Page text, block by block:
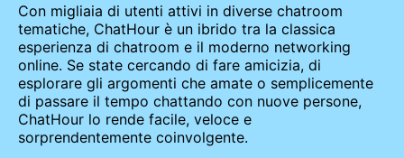
Con migliaia di utenti attivi in diverse chatroom
tematiche, ChatHour è un ibrido tra la classica
esperienza di chatroom e il moderno networking
online. Se state cercando di fare amicizia, di
esplorare gli argomenti che amate o semplicemente
di passare il tempo chattando con nuove persone,
ChatHour lo rende facile, veloce e
sorprendentemente coinvolgente.